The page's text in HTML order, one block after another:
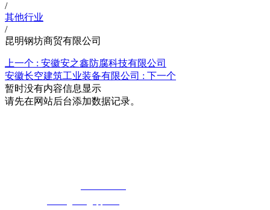
/
其他行业
/
昆明钢坊商贸有限公司
上一个 : 安徽安之鑫防腐科技有限公司
安徽长空建筑工业装备有限公司 : 下一个
暂时没有内容信息显示
请先在网站后台添加数据记录。